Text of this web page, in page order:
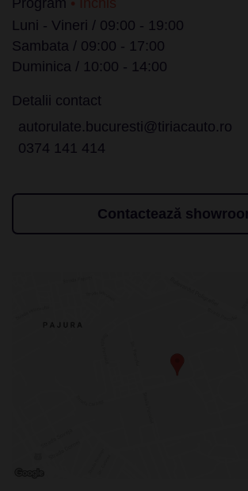
Luni - Vineri / 09:00 - 19:00
Sambata / 09:00 - 17:00
Duminica / 10:00 - 14:00
Detalii contact
autorulate.bucuresti@tiriacauto.ro
0374 141 414
Contactează